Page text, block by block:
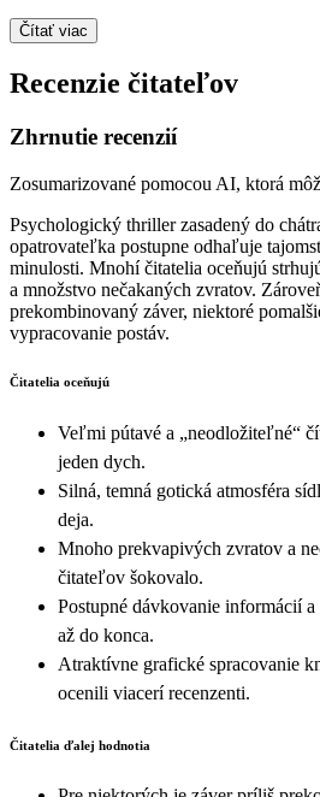
Čítať viac
Recenzie čitateľov
Zhrnutie recenzií
Zosumarizované pomocou AI, ktorá
Psychologický thriller zasadený do
opatrovateľka postupne odhaľuje
minulosti. Mnohí čitatelia oceňujú
a množstvo nečakaných zvratov.
prekombinovaný záver, niektoré
vypracovanie postáv.
Čitatelia oceňujú
Veľmi pútavé a „neodložiteľné“
jeden dych.
Silná, temná gotická atmosféra
deja.
Mnoho prekvapivých zvratov a
čitateľov šokovalo.
Postupné dávkovanie informácií
až do konca.
Atraktívne grafické spracovanie
ocenili viacerí recenzenti.
Čitatelia ďalej hodnotia